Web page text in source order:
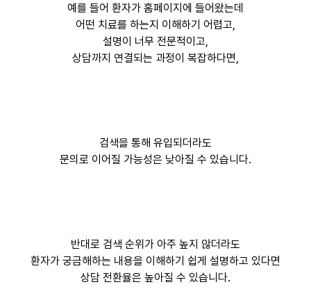
예를 들어 환자가 홈페이지에 들어왔는데
어떤 치료를 하는지 이해하기 어렵고,
설명이 너무 전문적이고,
상담까지 연결되는 과정이 복잡하다면,
검색을 통해 유입되더라도
문의로 이어질 가능성은 낮아질 수 있습니다.
반대로 검색 순위가 아주 높지 않더라도
환자가 궁금해하는 내용을 이해하기 쉽게 설명하고 있다면
상담 전환율은 높아질 수 있습니다.